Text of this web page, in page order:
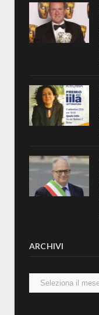
ARCHIVI
Archivi